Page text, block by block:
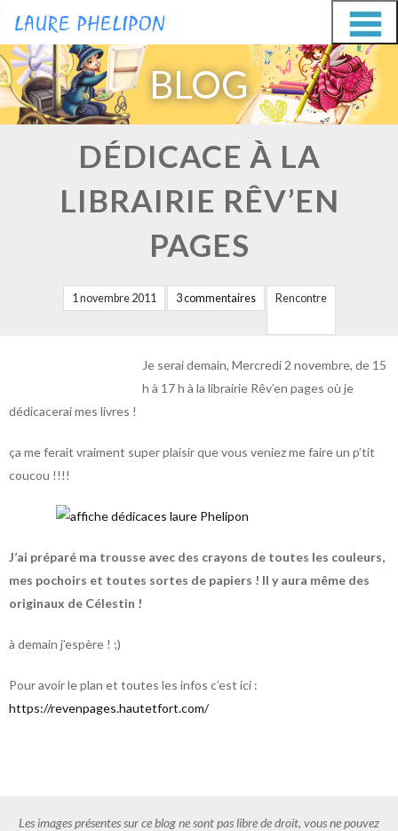
Aller
au
contenu
Aller
au
contenu
BLOG
DÉDICACE À LA
LIBRAIRIE RÊV’EN
PAGES
1 novembre 2011 3 commentaires Rencontre
Je serai demain, Mercredi 2 novembre, de 15
h à 17 h à la librairie Rêv’en pages où je
dédicacerai mes livres !
ça me ferait vraiment super plaisir que vous veniez me faire un p’tit
coucou !!!!
J’ai préparé ma trousse avec des crayons de toutes les couleurs,
mes pochoirs et toutes sortes de papiers ! Il y aura même des
originaux de Célestin !
à demain j’espère ! ;)
Pour avoir le plan et toutes les infos c’est ici :
https://revenpages.hautetfort.com/
Les images présentes sur ce blog ne sont pas libre de droit, vous ne pouvez